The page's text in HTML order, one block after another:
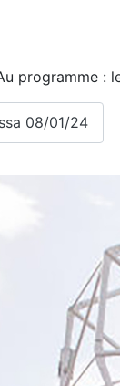
programme :
08/01/24